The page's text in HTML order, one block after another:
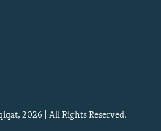
2026 | All Rights Reserved.